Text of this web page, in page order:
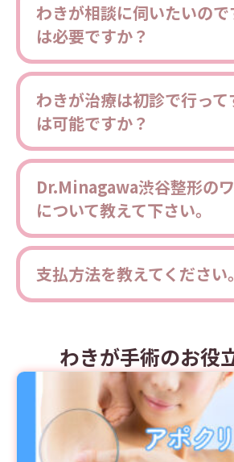
わきが相談に伺いたいの
は必要ですか？
わきが治療は初診で行っ
は可能ですか？
Dr.Minagawa渋谷整形の
について教えて下さい。
支払方法を教えてください。
わきが手術のお役